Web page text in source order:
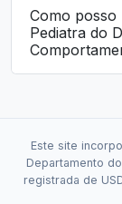
Como
Pediatra do
Este site
Departamento
registrada de